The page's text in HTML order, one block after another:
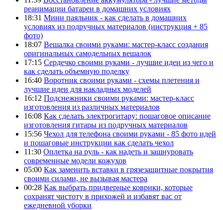
реанимации батареи в домашних условиях
18:31 Мини паяльник - как сделать в домашних
условиях из подручных материалов (инструкция + 85
фото)
18:07 Вешалка своими руками: мастер-класс создания
оригинальных самодельных вешалок
17:15 Сердечко своими руками - лучшие идеи из чего и
как сделать объемную поделку
16:40 Воротник своими руками - схемы плетения и
лучшие идеи для накладных моделей
16:12 Подснежники своими руками: мастер-класс
изготовления из различных материалов
16:08 Как сделать электрогитару: пошаговое описание
изготовления гитары из подручных материалов
15:56 Чехол для телефона своими руками - 85 фото идей
и пошаговые инструкции как сделать чехол
11:30 Оплетка на руль - как надеть и зашнуровать
современные модели кожухов
05:00 Как заменить вставки в грязезащитные покрытия
своими силами, не вызывая мастера
00:28 Как выбрать придверные коврики, которые
сохранят чистоту в прихожей и избавят вас от
ежедневной уборки